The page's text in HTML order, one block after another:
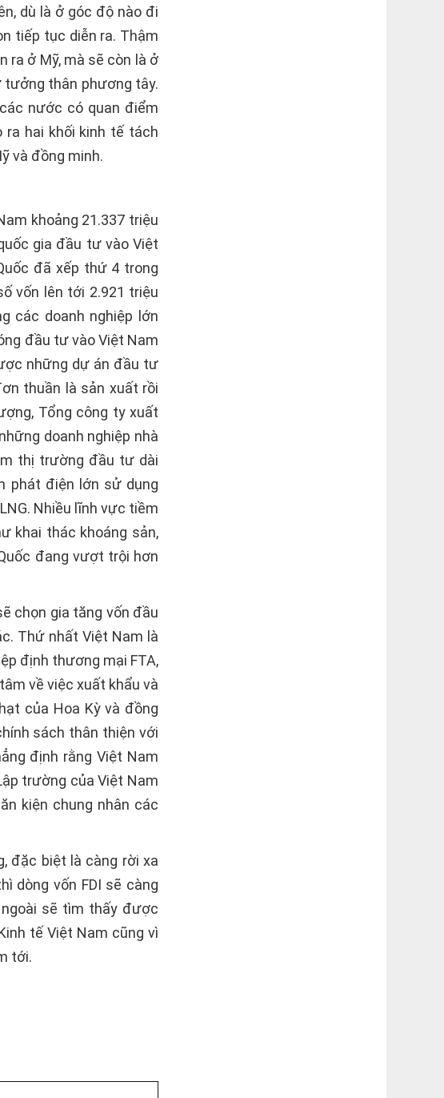
dù là ở góc độ nào đi
tiếp tục diễn ra. Thậm
ra ở Mỹ, mà sẽ còn là ở
thân phương tây.
nước có quan điểm
ra hai khối kinh tế tách
và đồng minh.
khoảng 21.337 triệu
gia đầu tư vào Việt
đã xếp thứ 4 trong
vốn lên tới 2.921 triệu
các doanh nghiệp lớn
đầu tư vào Việt Nam
những dự án đầu tư
thuần là sản xuất rồi
Tổng công ty xuất
doanh nghiệp nhà
thị trường đầu tư dài
phát điện lớn sử dụng
Nhiều lĩnh vực tiềm
khai thác khoáng sản,
đang vượt trội hơn
chọn gia tăng vốn đầu
Thứ nhất Việt Nam là
định thương mại FTA,
về việc xuất khẩu và
của Hoa Kỳ và đồng
sách thân thiện với
định rằng Việt Nam
trường của Việt Nam
kiện chung nhân các
đặc biệt là càng rời xa
dòng vốn FDI sẽ càng
sẽ tìm thấy được
tế Việt Nam cũng vì
tới.